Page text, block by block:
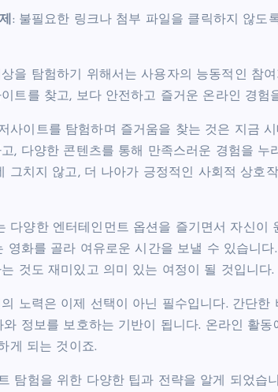
: 불필요한 링크나 첨부 파일을 클릭하지 않도
을 탐험하기 위해서는 사용자의 능동적인 참
트를 찾고, 보다 안전하고 즐거운 온라인 경험
사이트를 탐험하며 즐거움을 찾는 것은 지금
, 다양한 콘텐츠를 통해 만족스러운 경험을 누
그치지 않고, 더 나아가 긍정적인 사회적 상호
다양한 엔터테인먼트 옵션을 즐기면서 자신이
영화를 골라 여유로운 시간을 보낼 수 있습니
것도 재미있고 의미 있는 여정이 될 것입니다.
노력은 이제 선택이 아닌 필수입니다. 간단
정보를 보호하는 기반이 됩니다. 온라인 활
게 되는 것이죠.
탐험을 위한 다양한 팁과 전략을 알게 되었습